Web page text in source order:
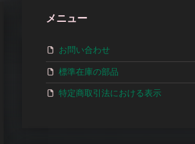
メニュー
お問い合わせ
標準在庫の部品
特定商取引法における表示